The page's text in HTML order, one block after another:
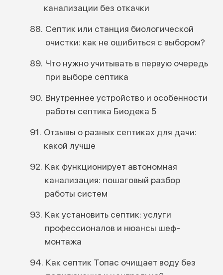
канализации без откачки
Септик или станция биологической
очистки: как не ошибиться с выбором?
Что нужно учитывать в первую очередь
при выборе септика
Внутреннее устройство и особенности
работы септика Биодека 5
Отзывы о разных септиках для дачи:
какой лучше
Как функционирует автономная
канализация: пошаговый разбор
работы систем
Как установить септик: услуги
профессионалов и нюансы шеф-
монтажа
Как септик Топас очищает воду без